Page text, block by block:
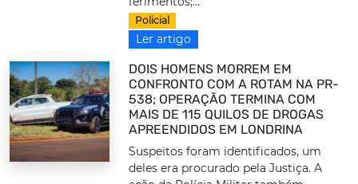
Policial
Ler artigo
DOIS HOMENS MORREM EM
CONFRONTO COM A ROTAM NA PR-
538; OPERAÇÃO TERMINA COM
MAIS DE 115 QUILOS DE DROGAS
APREENDIDOS EM LONDRINA
Suspeitos foram identificados, um
deles era procurado pela Justiça. A